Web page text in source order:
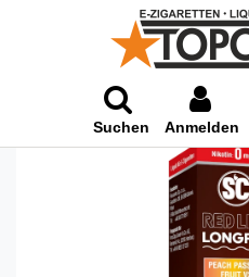
Suchen Anmelden